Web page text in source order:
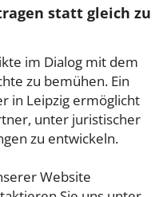
statt gleich zu
im Dialog mit dem
zu bemühen. Ein
in Leipzig ermöglicht
unter juristischer
zu entwickeln.
Website